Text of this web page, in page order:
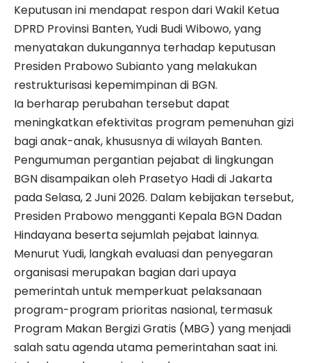
Keputusan ini mendapat respon dari Wakil Ketua
DPRD Provinsi Banten, Yudi Budi Wibowo, yang
menyatakan dukungannya terhadap keputusan
Presiden Prabowo Subianto yang melakukan
restrukturisasi kepemimpinan di BGN.
Ia berharap perubahan tersebut dapat
meningkatkan efektivitas program pemenuhan gizi
bagi anak-anak, khususnya di wilayah Banten.
Pengumuman pergantian pejabat di lingkungan
BGN disampaikan oleh Prasetyo Hadi di Jakarta
pada Selasa, 2 Juni 2026. Dalam kebijakan tersebut,
Presiden Prabowo mengganti Kepala BGN Dadan
Hindayana beserta sejumlah pejabat lainnya.
Menurut Yudi, langkah evaluasi dan penyegaran
organisasi merupakan bagian dari upaya
pemerintah untuk memperkuat pelaksanaan
program-program prioritas nasional, termasuk
Program Makan Bergizi Gratis (MBG) yang menjadi
salah satu agenda utama pemerintahan saat ini.